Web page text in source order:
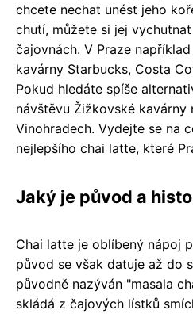
chcete nechat unést jeho
chutí, můžete si jej
čajovnách. V Praze
kavárny Starbucks, Costa
Pokud hledáte spíše
návštěvu Žižkovské kavárny
Vinohradech. Vydejte se na
nejlepšího chai latte, které
Jaký je původ a
Chai latte je oblíbený nápoj
původ se však datuje až do
původně nazýván "masala
skládá z čajových lístků